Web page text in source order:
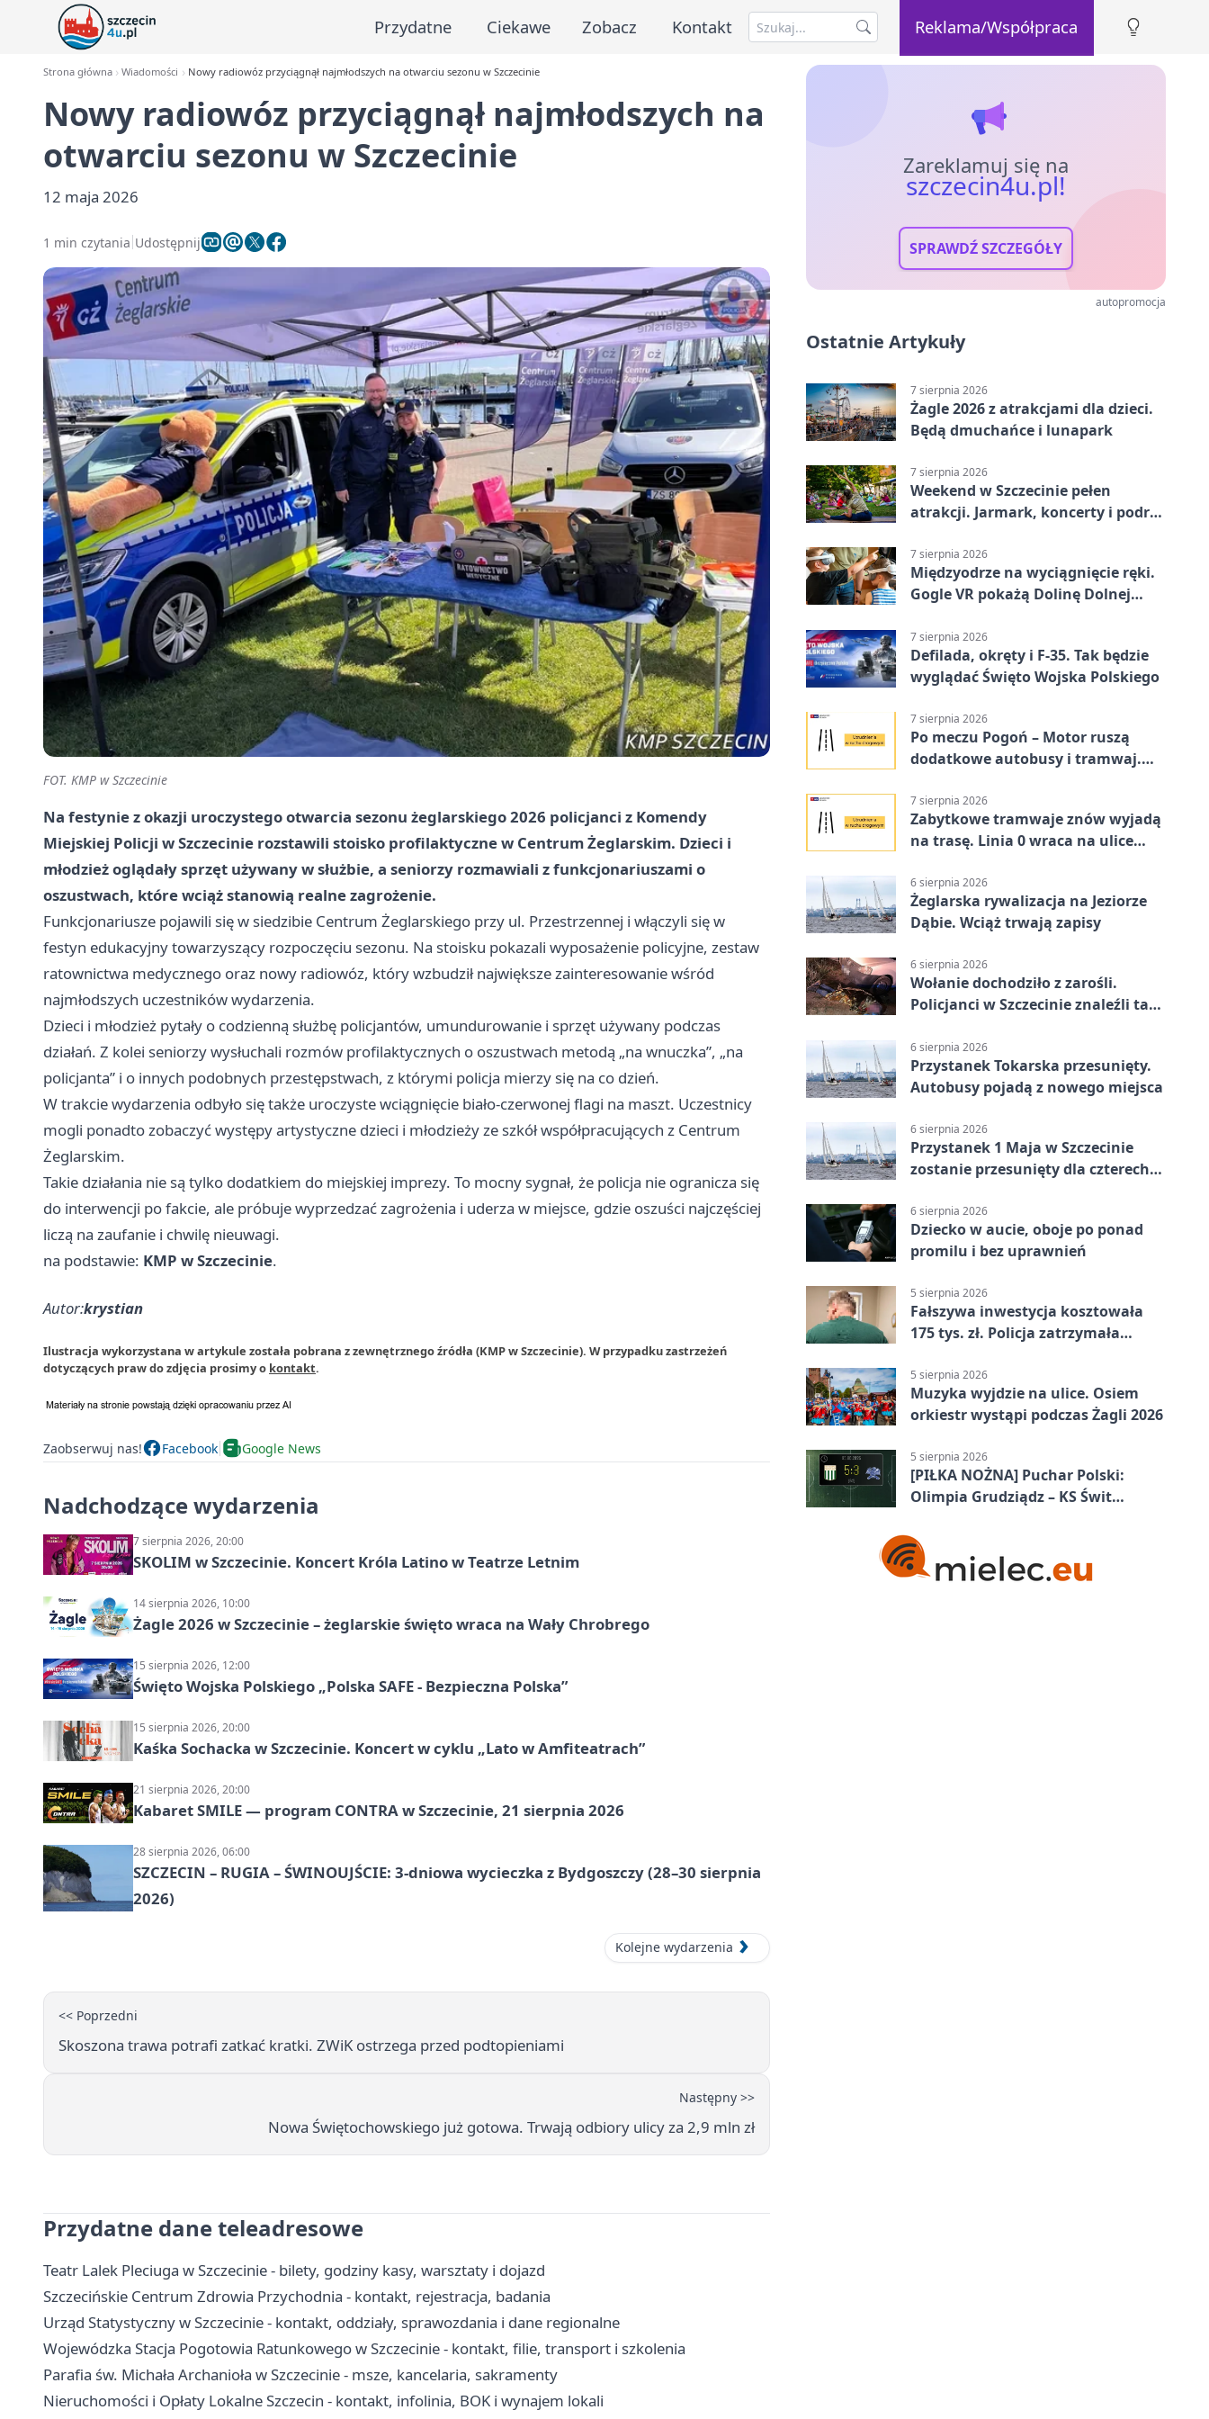
Przydatne Ciekawe Zobacz Kontakt Reklama/Współpraca
Strona główna Wiadomości Nowy radiowóz przyciągnął najmłodszych na otwarciu sezonu w Szczecinie
Nowy radiowóz przyciągnął najmłodszych na
otwarciu sezonu w Szczecinie
12 maja 2026
1 min czytania Udostępnij
FOT. KMP w Szczecinie
Na festynie z okazji uroczystego otwarcia sezonu żeglarskiego 2026 policjanci z Komendy
Miejskiej Policji w Szczecinie rozstawili stoisko profilaktyczne w Centrum Żeglarskim. Dzieci i
młodzież oglądały sprzęt używany w służbie, a seniorzy rozmawiali z funkcjonariuszami o
oszustwach, które wciąż stanowią realne zagrożenie.
Funkcjonariusze pojawili się w siedzibie Centrum Żeglarskiego przy ul. Przestrzennej i włączyli się w
festyn edukacyjny towarzyszący rozpoczęciu sezonu. Na stoisku pokazali wyposażenie policyjne, zestaw
ratownictwa medycznego oraz nowy radiowóz, który wzbudził największe zainteresowanie wśród
najmłodszych uczestników wydarzenia.
Dzieci i młodzież pytały o codzienną służbę policjantów, umundurowanie i sprzęt używany podczas
działań. Z kolei seniorzy wysłuchali rozmów profilaktycznych o oszustwach metodą „na wnuczka”, „na
policjanta” i o innych podobnych przestępstwach, z którymi policja mierzy się na co dzień.
W trakcie wydarzenia odbyło się także uroczyste wciągnięcie biało-czerwonej flagi na maszt. Uczestnicy
mogli ponadto zobaczyć występy artystyczne dzieci i młodzieży ze szkół współpracujących z Centrum
Żeglarskim.
Takie działania nie są tylko dodatkiem do miejskiej imprezy. To mocny sygnał, że policja nie ogranicza się
do interwencji po fakcie, ale próbuje wyprzedzać zagrożenia i uderza w miejsce, gdzie oszuści najczęściej
liczą na zaufanie i chwilę nieuwagi.
na podstawie: KMP w Szczecinie.
Autor:krystian
Ilustracja wykorzystana w artykule została pobrana z zewnętrznego źródła (KMP w Szczecinie). W przypadku zastrzeżeń
dotyczących praw do zdjęcia prosimy o kontakt.
Zaobserwuj nas! Facebook Google News
Nadchodzące wydarzenia
7 sierpnia 2026, 20:00
SKOLIM w Szczecinie. Koncert Króla Latino w Teatrze Letnim
14 sierpnia 2026, 10:00
Żagle 2026 w Szczecinie – żeglarskie święto wraca na Wały Chrobrego
15 sierpnia 2026, 12:00
Święto Wojska Polskiego „Polska SAFE - Bezpieczna Polska”
15 sierpnia 2026, 20:00
Kaśka Sochacka w Szczecinie. Koncert w cyklu „Lato w Amfiteatrach”
21 sierpnia 2026, 20:00
Kabaret SMILE — program CONTRA w Szczecinie, 21 sierpnia 2026
28 sierpnia 2026, 06:00
SZCZECIN – RUGIA – ŚWINOUJŚCIE: 3-dniowa wycieczka z Bydgoszczy (28–30 sierpnia
2026)
Kolejne wydarzenia
<< Poprzedni
Skoszona trawa potrafi zatkać kratki. ZWiK ostrzega przed podtopieniami
Następny >>
Nowa Świętochowskiego już gotowa. Trwają odbiory ulicy za 2,9 mln zł
Przydatne dane teleadresowe
Teatr Lalek Pleciuga w Szczecinie - bilety, godziny kasy, warsztaty i dojazd
Szczecińskie Centrum Zdrowia Przychodnia - kontakt, rejestracja, badania
Urząd Statystyczny w Szczecinie - kontakt, oddziały, sprawozdania i dane regionalne
Wojewódzka Stacja Pogotowia Ratunkowego w Szczecinie - kontakt, filie, transport i szkolenia
Parafia św. Michała Archanioła w Szczecinie - msze, kancelaria, sakramenty
Nieruchomości i Opłaty Lokalne Szczecin - kontakt, infolinia, BOK i wynajem lokali
Zareklamuj się na
szczecin4u.pl!
SPRAWDŹ SZCZEGÓŁY
autopromocja
Ostatnie Artykuły
7 sierpnia 2026
Żagle 2026 z atrakcjami dla dzieci.
Będą dmuchańce i lunapark
7 sierpnia 2026
Weekend w Szczecinie pełen
atrakcji. Jarmark, koncerty i podróż
7 sierpnia 2026
Międzyodrze na wyciągnięcie ręki.
Gogle VR pokażą Dolinę Dolnej
7 sierpnia 2026
Defilada, okręty i F-35. Tak będzie
wyglądać Święto Wojska Polskiego
7 sierpnia 2026
Po meczu Pogoń – Motor ruszą
dodatkowe autobusy i tramwaj.
7 sierpnia 2026
Zabytkowe tramwaje znów wyjadą
na trasę. Linia 0 wraca na ulice
6 sierpnia 2026
Żeglarska rywalizacja na Jeziorze
Dąbie. Wciąż trwają zapisy
6 sierpnia 2026
Wołanie dochodziło z zarośli.
Policjanci w Szczecinie znaleźli tam
6 sierpnia 2026
Przystanek Tokarska przesunięty.
Autobusy pojadą z nowego miejsca
6 sierpnia 2026
Przystanek 1 Maja w Szczecinie
zostanie przesunięty dla czterech
6 sierpnia 2026
Dziecko w aucie, oboje po ponad
promilu i bez uprawnień
5 sierpnia 2026
Fałszywa inwestycja kosztowała
175 tys. zł. Policja zatrzymała
5 sierpnia 2026
Muzyka wyjdzie na ulice. Osiem
orkiestr wystąpi podczas Żagli 2026
5 sierpnia 2026
[PIŁKA NOŻNA] Puchar Polski:
Olimpia Grudziądz – KS Świt
stracił dwubramkowe prowadzenie